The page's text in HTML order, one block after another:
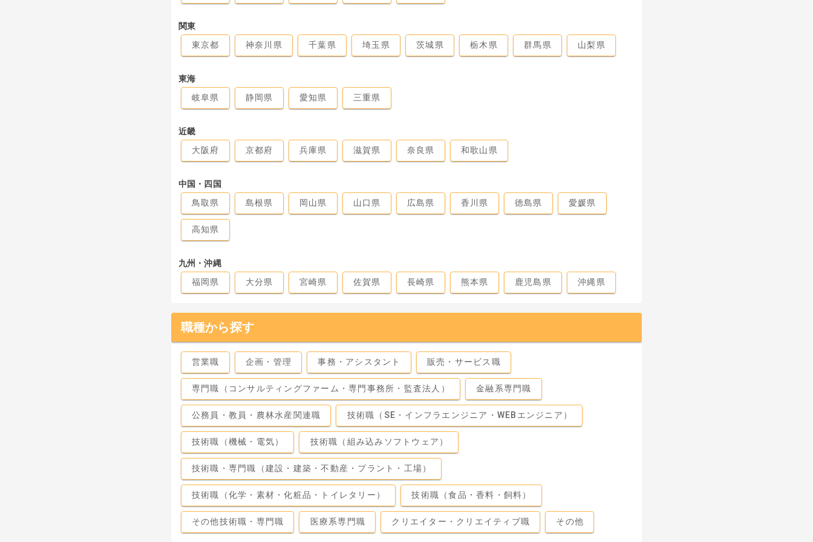
関東
東京都
神奈川県 千葉県 埼玉県 茨城県 栃木県 群馬県 山梨県
東海
岐阜県
静岡県 愛知県 三重県
近畿
大阪府
京都府 兵庫県 滋賀県 奈良県 和歌山県
中国・四国
鳥取県
島根県 岡山県 山口県 広島県 香川県 徳島県 愛媛県
高知県
九州・沖縄
福岡県
大分県 宮崎県 佐賀県 長崎県 熊本県 鹿児島県 沖縄県
職種から探す
営業職 企画・管理 事務・アシスタント 販売・サービス職
専門職（コンサルティングファーム・専門事務所・監査法人） 金融系専門職
公務員・教員・農林水産関連職 技術職（SE・インフラエンジニア・WEBエンジニア）
技術職（機械・電気） 技術職（組み込みソフトウェア）
技術職・専門職（建設・建築・不動産・プラント・工場）
技術職（化学・素材・化粧品・トイレタリー） 技術職（食品・香料・飼料）
その他技術職・専門職 医療系専門職 クリエイター・クリエイティブ職 その他